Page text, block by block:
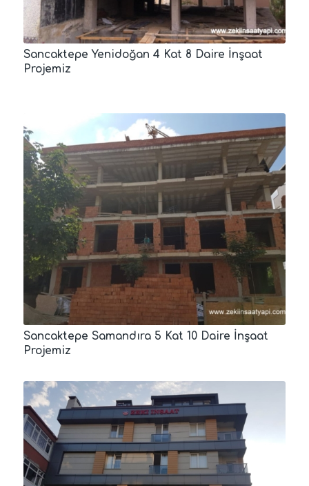
Sancaktepe Yenidoğan 4 Kat 8 Daire İnşaat
Projemiz
Sancaktepe Samandıra 5 Kat 10 Daire İnşaat
Projemiz